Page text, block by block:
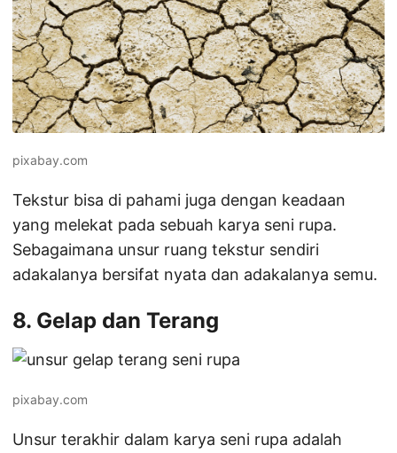
pixabay.com
Tekstur bisa di pahami juga dengan keadaan
yang melekat pada sebuah karya seni rupa.
Sebagaimana unsur ruang tekstur sendiri
adakalanya bersifat nyata dan adakalanya semu.
8. Gelap dan Terang
pixabay.com
Unsur terakhir dalam karya seni rupa adalah